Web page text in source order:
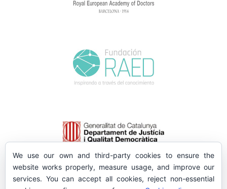
We use our own and third-party cookies to ensure the
website works properly, measure usage, and improve our
services. You can accept all cookies, reject non-essential